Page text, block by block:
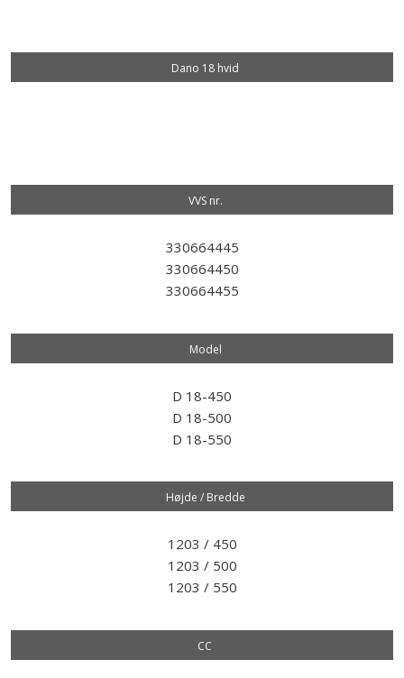
Dano 18 hvid
VVS nr.​
330664445
330664450
330664455
Model​
D 18-450
D 18-500
D 18-550
Højde / Bredde
1203 / 450
1203 / 500
1203 / 550
CC